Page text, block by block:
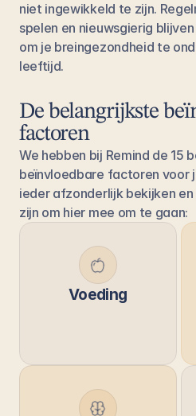
niet ingewikkeld te zijn.
spelen en nieuwsgierig
om je breingezondheid te
leeftijd.
De belangrijkste
factoren
We hebben bij Remind de 15
beïnvloedbare factoren voor
ieder afzonderlijk bekijken
zijn om hier mee om te gaan:
Voeding